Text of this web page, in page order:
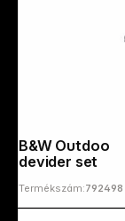
B&W Outdoor Case
devider set
Termékszám:792498